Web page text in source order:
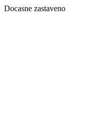
Docasne zastaveno